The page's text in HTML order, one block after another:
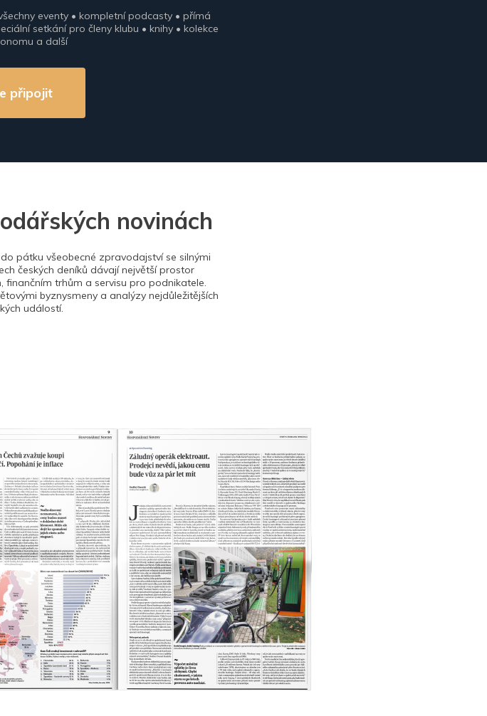
eventy • kompletní podcasty • přímá
setkání pro členy klubu • knihy • kolekce
a další
připojit
novinách
pátku všeobecné zpravodajství se silnými
českých deníků dávají největší prostor
trhům a servisu pro podnikatele.
byznysmeny a analýzy nejdůležitějších
událostí.